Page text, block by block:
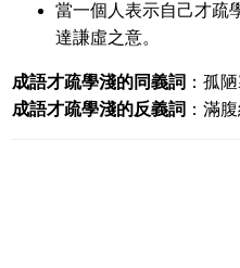
當一個人表示自己才疏
達謙虛之意。
成語才疏學淺的同義詞 ：孤
成語才疏學淺的反義詞 ：滿